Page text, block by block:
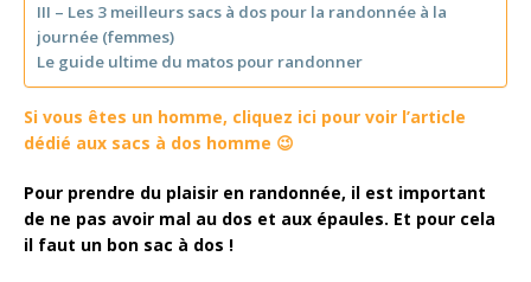
III – Les 3 meilleurs sacs à dos pour la randonnée à la
journée (femmes)
Le guide ultime du matos pour randonner
Si vous êtes un homme, cliquez ici pour voir l’article
dédié aux sacs à dos homme 😉
Pour prendre du plaisir en randonnée, il est important
de ne pas avoir mal au dos et aux épaules. Et pour cela
il faut un bon sac à dos !